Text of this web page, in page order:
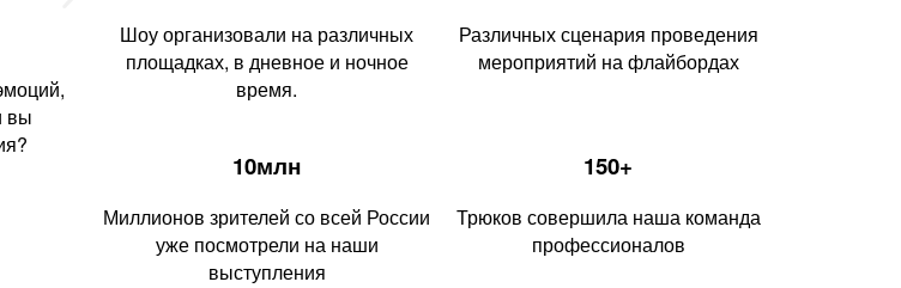
вы
Шоу организовали на различных
площадках, в дневное и ночное
время.
Различных сценария проведения
мероприятий на флайбордах
10млн
Миллионов зрителей со всей России
уже посмотрели на наши
выступления
150+
Трюков совершила наша команда
профессионалов